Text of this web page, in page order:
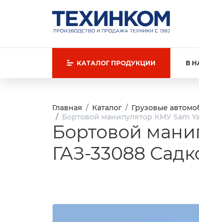
КАТАЛОГ ПРОДУКЦИИ В
Главная Каталог Грузовые
Бортовой манипулятор КМУ Sam
Бортовой
ГАЗ-33088